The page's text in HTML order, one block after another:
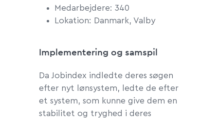
Medarbejdere: 340
Lokation: Danmark, Valby
Implementering og samspil
Da Jobindex indledte deres søgen
efter nyt lønsystem, ledte de efter
et system, som kunne give dem en
stabilitet og tryghed i deres